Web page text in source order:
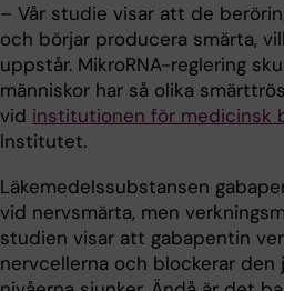
– Vår studie visar att de
och börjar producera smärta,
uppstår. MikroRNA-reglering
människor har så olika
vid institutionen för medicinsk
Institutet.
Läkemedelssubstansen
vid nervsmärta, men
studien visar att gabapentin
nervcellerna och blockerar den